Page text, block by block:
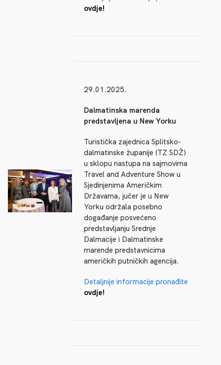
ovdje!
29.01.2025.
Dalmatinska marenda
predstavljena u New Yorku
Turistička zajednica Splitsko-
dalmatinske županije (TZ SDŽ)
u sklopu nastupa na sajmovima
Travel and Adventure Show u
Sjedinjenima Američkim
Državama, jučer je u New
Yorku održala posebno
događanje posvećeno
predstavljanju Srednje
Dalmacije i Dalmatinske
marende predstavnicima
američkih putničkih agencija.
Detaljnije informacije pronađite
ovdje!